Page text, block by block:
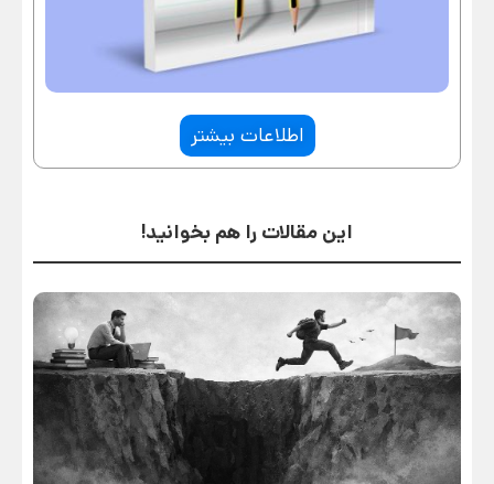
اطلاعات بیشتر
این مقالات را هم بخوانید!